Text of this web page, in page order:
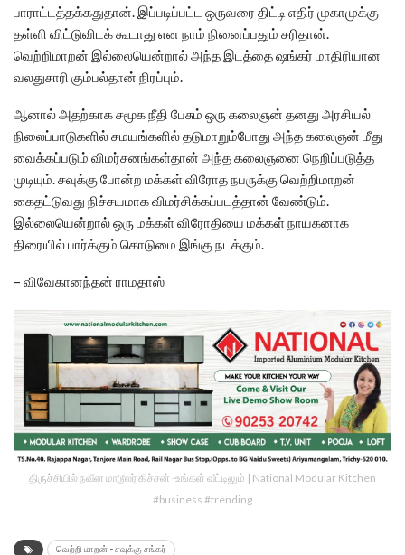
பாராட்டத்தக்கதுதான். இப்படிப்பட்ட ஒருவரை திட்டி எதிர் முகாமுக்கு
தள்ளி விட்டுவிடக் கூடாது என நாம் நினைப்பதும் சரிதான்.
வெற்றிமாறன் இல்லையென்றால் அந்த இடத்தை ஷங்கர் மாதிரியான
வலதுசாரி கும்பல்தான் நிரப்பும்.
ஆனால் அதற்காக சமூக நீதி பேசும் ஒரு கலைஞன் தனது அரசியல்
நிலைப்பாடுகளில் சமயங்களில் தடுமாறும்போது அந்த கலைஞன் மீது
வைக்கப்படும் விமர்சனங்கள்தான் அந்த கலைஞனை நெறிப்படுத்த
முடியும். சவுக்கு போன்ற மக்கள் விரோத நபருக்கு வெற்றிமாறன்
கைதட்டுவது நிச்சயமாக விமர்சிக்கப்படத்தான் வேண்டும்.
இல்லையென்றால் ஒரு மக்கள் விரோதியை மக்கள் நாயகனாக
திரையில் பார்க்கும் கொடுமை இங்கு நடக்கும்.
– விவேகானந்தன் ராமதாஸ்
திருச்சியில் நவீன மாடூலர் கிச்சன் -உங்கள் வீட்டிலும் | National Modular Kitchen
#business #trending
வெற்றி மாறன் - சவுக்கு சங்கர்